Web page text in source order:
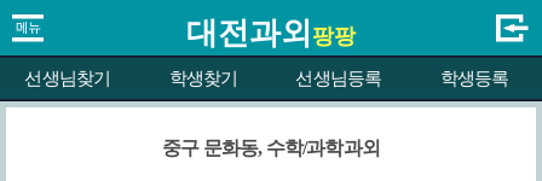
대전과외 팡팡
선생님찾기 학생찾기 선생님등록 학생등록
중구 문화동, 수학/과학과외